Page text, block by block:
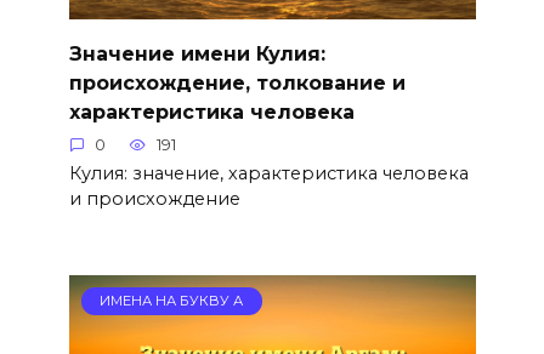
Значение имени Кулия:
происхождение, толкование и
характеристика человека
0 191
Кулия: значение, характеристика человека
и происхождение
ИМЕНА НА БУКВУ А